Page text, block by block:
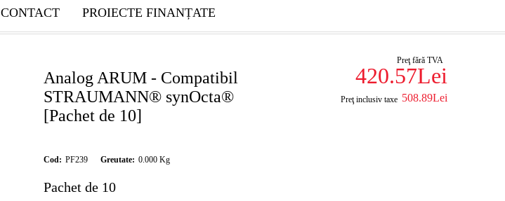
CONTACT PROIECTE FINANȚATE
Analog ARUM - Compatibil
STRAUMANN® synOcta®
[Pachet de 10]
Preţ fără TVA
420.57Lei
Preţ inclusiv taxe 508.89Lei
Cod: PF239 Greutate: 0.000 Kg
Pachet de 10